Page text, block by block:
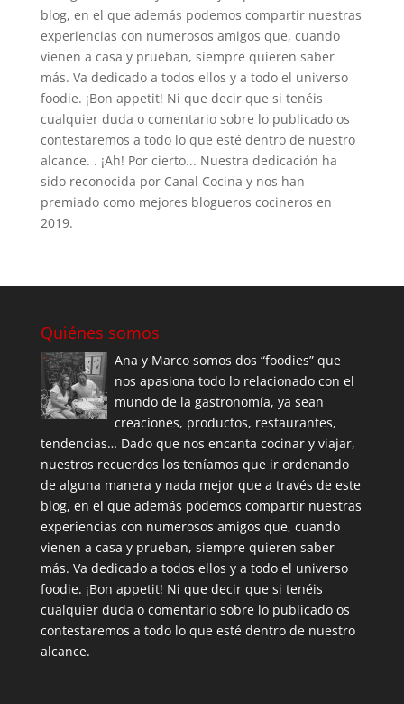
blog, en el que además podemos compartir nuestras
experiencias con numerosos amigos que, cuando
vienen a casa y prueban, siempre quieren saber
más. Va dedicado a todos ellos y a todo el universo
foodie. ¡Bon appetit! Ni que decir que si tenéis
cualquier duda o comentario sobre lo publicado os
contestaremos a todo lo que esté dentro de nuestro
alcance. . ¡Ah! Por cierto... Nuestra dedicación ha
sido reconocida por Canal Cocina y nos han
premiado como mejores blogueros cocineros en
2019.
Quiénes somos
Ana y Marco somos dos “foodies” que
nos apasiona todo lo relacionado con el
mundo de la gastronomía, ya sean
creaciones, productos, restaurantes,
tendencias… Dado que nos encanta cocinar y viajar,
nuestros recuerdos los teníamos que ir ordenando
de alguna manera y nada mejor que a través de este
blog, en el que además podemos compartir nuestras
experiencias con numerosos amigos que, cuando
vienen a casa y prueban, siempre quieren saber
más. Va dedicado a todos ellos y a todo el universo
foodie. ¡Bon appetit! Ni que decir que si tenéis
cualquier duda o comentario sobre lo publicado os
contestaremos a todo lo que esté dentro de nuestro
alcance.